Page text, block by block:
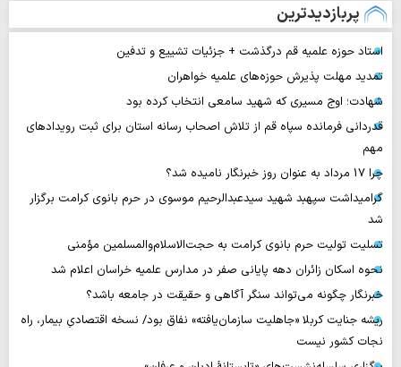
پربازدیدترین
استاد حوزه علمیه قم درگذشت + جزئیات تشییع و تدفین
تمدید مهلت پذیرش حوزه‌های علمیه خواهران
شهادت؛ اوج مسیری که شهید سامعی انتخاب کرده بود
قدردانی فرمانده سپاه قم از تلاش اصحاب رسانه استان برای ثبت رویدادهای
مهم
چرا 17 مرداد به عنوان روز خبرنگار نامیده شد؟
گرامیداشت سپهبد شهید سیدعبدالرحیم موسوی در حرم بانوی کرامت برگزار
شد
تسلیت تولیت حرم بانوی کرامت به حجت‌الاسلام‌والمسلمین مؤمنی
نحوه اسکان زائران دهه پایانی صفر در مدارس علمیه خراسان اعلام شد
خبرنگار چگونه می‌تواند سنگر آگاهی و حقیقت در جامعه باشد؟
ریشه جنایت کربلا «جاهلیت سازمان‌یافته» نفاق بود/ نسخه اقتصادیِ بیمار، راه
نجات کشور نیست